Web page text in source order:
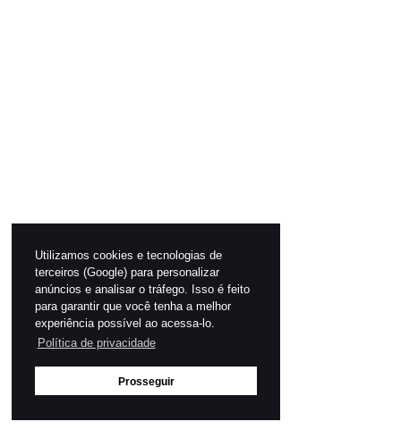
Utilizamos cookies e tecnologias de
terceiros (Google) para personalizar
anúncios e analisar o tráfego. Isso é feito
para garantir que você tenha a melhor
experiência possível ao acessa-lo.
Política de privacidade
Prosseguir